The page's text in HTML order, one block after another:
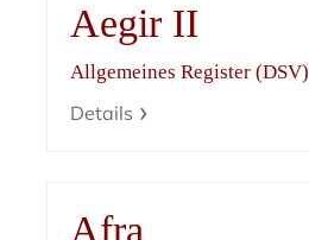
Aegir II
Allgemeines Register (DSV)
Details
Afra